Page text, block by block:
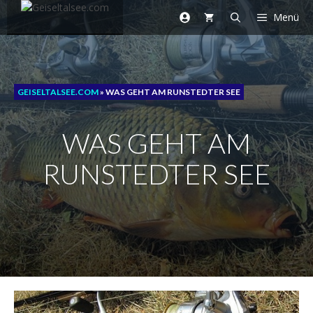
Zum
springen
Menü
GEISELTALSEE.COM» WAS GEHT AM RUNSTEDTER SEE
WAS GEHT AM
RUNSTEDTER SEE